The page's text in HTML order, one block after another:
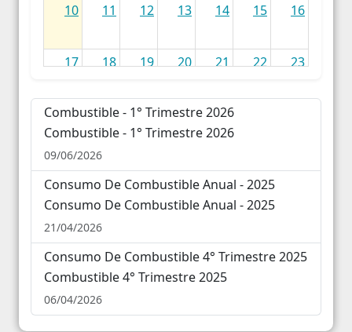
10 11 12 13 14 15 16
17 18 19 20 21 22 23
24 25 26 27 28
31
Combustible - 1° Trimestre 2026
Combustible - 1° Trimestre 2026
09/06/2026
Consumo De Combustible Anual - 2025
Consumo De Combustible Anual - 2025
21/04/2026
Consumo De Combustible 4° Trimestre 2025
Combustible 4° Trimestre 2025
06/04/2026